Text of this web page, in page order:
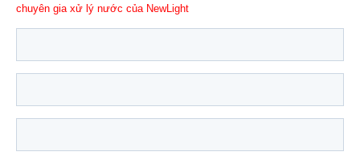
chuyên gia xử lý nước của NewLight